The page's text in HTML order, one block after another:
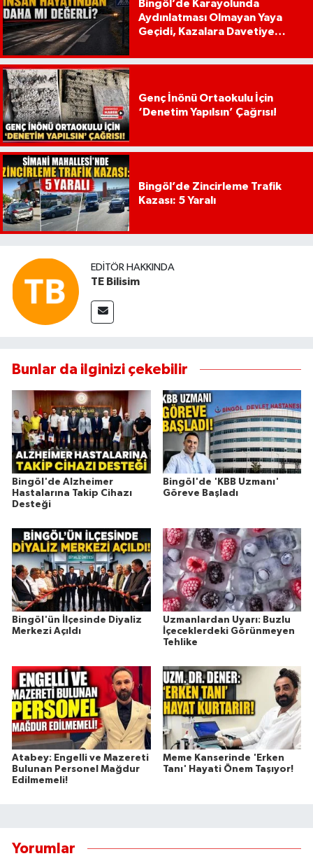
Bingöl’de Karayolunda
Aydınlatması Olmayan Yaya
Geçidi, Kazalara Davetiye
Genç İnönü Ortaokulu İçin
‘Denetim Yapılsın’ Çağrısı!
Bingöl’de Zincirleme Trafik
Kazası: 5 Yaralı
EDITÖR HAKKINDA
TE Bilisim
Bunlar da ilginizi çekebilir
Bingöl'de Alzheimer
Hastalarına Takip Cihazı
Desteği
Bingöl'de 'KBB Uzmanı'
Göreve Başladı
Bingöl'ün İlçesinde Diyaliz
Merkezi Açıldı
Uzmanlardan Uyarı: Buzlu
İçeceklerdeki Görünmeyen
Tehlike
Atabey: Engelli ve Mazereti
Bulunan Personel Mağdur
Edilmemeli!
Meme Kanserinde 'Erken
Tanı' Hayati Önem Taşıyor!
Yorumlar